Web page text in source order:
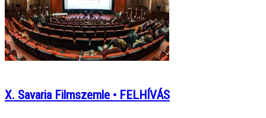
X. Savaria Filmszemle • FELHÍVÁS